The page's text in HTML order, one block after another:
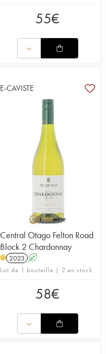
55€
E-CAVISTE
Central Otago Felton Road
Block 2 Chardonnay
2023 A
Lot de 1 bouteille | 2 en stock
58€